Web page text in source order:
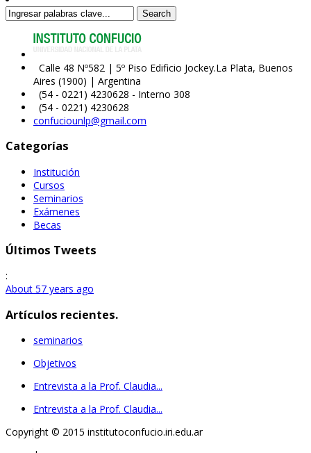
Search
Calle 48 Nº582 | 5º Piso Edificio Jockey.La Plata, Buenos
Aires (1900) | Argentina
(54 - 0221) 4230628 - Interno 308
(54 - 0221) 4230628
confuciounlp@gmail.com
Categorías
Institución
Cursos
Seminarios
Exámenes
Becas
Últimos Tweets
:
About 57 years ago
Artículos recientes.
seminarios
Objetivos
Entrevista a la Prof. Claudia...
Entrevista a la Prof. Claudia...
Copyright © 2015 institutoconfucio.iri.edu.ar